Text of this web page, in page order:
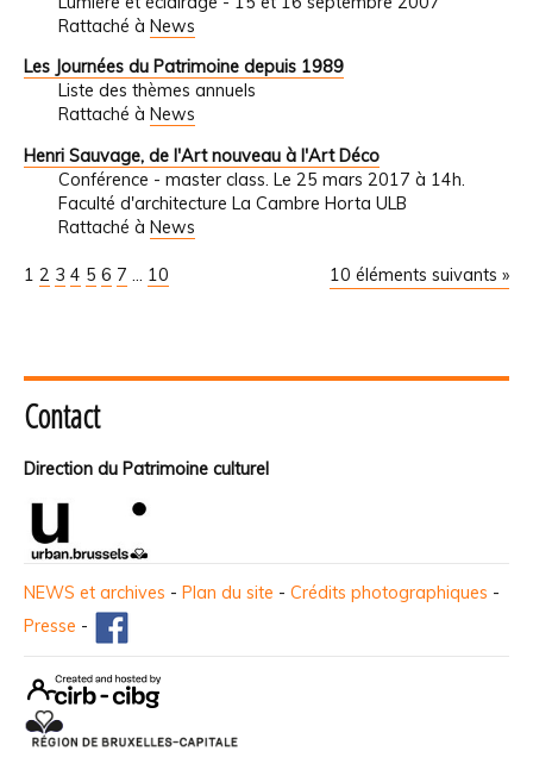
Rattaché à News
Les Journées du Patrimoine depuis 1989
Liste des thèmes annuels
Rattaché à News
Henri Sauvage, de l'Art nouveau à l'Art Déco
Conférence - master class. Le 25 mars 2017 à 14h.
Faculté d'architecture La Cambre Horta ULB
Rattaché à News
10 éléments suivants »
1 2 3 4 5 6 7 ... 10
Contact
Direction du Patrimoine culturel
NEWS et archives - Plan du site - Crédits photographiques -
Presse -